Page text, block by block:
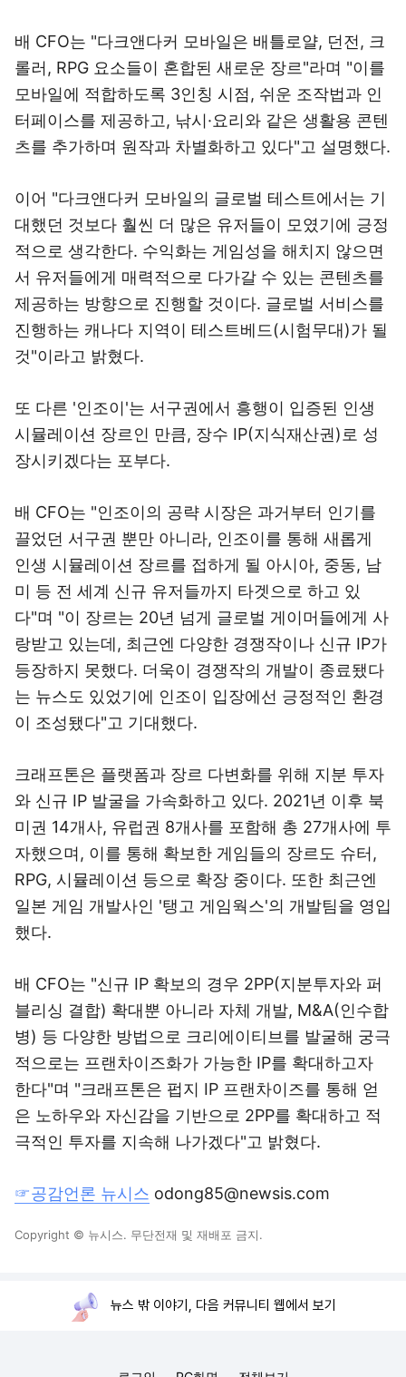
배 CFO는 "다크앤다커 모바일은 배틀로얄, 던전, 크
롤러, RPG 요소들이 혼합된 새로운 장르"라며 "이를
모바일에 적합하도록 3인칭 시점, 쉬운 조작법과 인
터페이스를 제공하고, 낚시·요리와 같은 생활용 콘텐
츠를 추가하며 원작과 차별화하고 있다"고 설명했다.
이어 "다크앤다커 모바일의 글로벌 테스트에서는 기
대했던 것보다 훨씬 더 많은 유저들이 모였기에 긍정
적으로 생각한다. 수익화는 게임성을 해치지 않으면
서 유저들에게 매력적으로 다가갈 수 있는 콘텐츠를
제공하는 방향으로 진행할 것이다. 글로벌 서비스를
진행하는 캐나다 지역이 테스트베드(시험무대)가 될
것"이라고 밝혔다.
또 다른 '인조이'는 서구권에서 흥행이 입증된 인생
시뮬레이션 장르인 만큼, 장수 IP(지식재산권)로 성
장시키겠다는 포부다.
배 CFO는 "인조이의 공략 시장은 과거부터 인기를
끌었던 서구권 뿐만 아니라, 인조이를 통해 새롭게
인생 시뮬레이션 장르를 접하게 될 아시아, 중동, 남
미 등 전 세계 신규 유저들까지 타겟으로 하고 있
다"며 "이 장르는 20년 넘게 글로벌 게이머들에게 사
랑받고 있는데, 최근엔 다양한 경쟁작이나 신규 IP가
등장하지 못했다. 더욱이 경쟁작의 개발이 종료됐다
는 뉴스도 있었기에 인조이 입장에선 긍정적인 환경
이 조성됐다"고 기대했다.
크래프톤은 플랫폼과 장르 다변화를 위해 지분 투자
와 신규 IP 발굴을 가속화하고 있다. 2021년 이후 북
미권 14개사, 유럽권 8개사를 포함해 총 27개사에 투
자했으며, 이를 통해 확보한 게임들의 장르도 슈터,
RPG, 시뮬레이션 등으로 확장 중이다. 또한 최근엔
일본 게임 개발사인 '탱고 게임웍스'의 개발팀을 영입
했다.
배 CFO는 "신규 IP 확보의 경우 2PP(지분투자와 퍼
블리싱 결합) 확대뿐 아니라 자체 개발, M&A(인수합
병) 등 다양한 방법으로 크리에이티브를 발굴해 궁극
적으로는 프랜차이즈화가 가능한 IP를 확대하고자
한다"며 "크래프톤은 펍지 IP 프랜차이즈를 통해 얻
은 노하우와 자신감을 기반으로 2PP를 확대하고 적
극적인 투자를 지속해 나가겠다"고 밝혔다.
☞공감언론 뉴시스 odong85@newsis.com
Copyright © 뉴시스. 무단전재 및 재배포 금지.
뉴스 밖 이야기, 다음 커뮤니티 웹에서 보기